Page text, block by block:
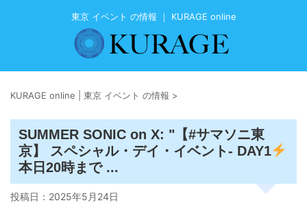
東京 イベント の情報 ｜ KURAGE online
KURAGE online | 東京 イベント の情報 >
SUMMER SONIC on X: "【#サマソニ東
京】 スペシャル・デイ・ イベント- DAY1
本日20時まで ...
投稿日： 2025年5月24日